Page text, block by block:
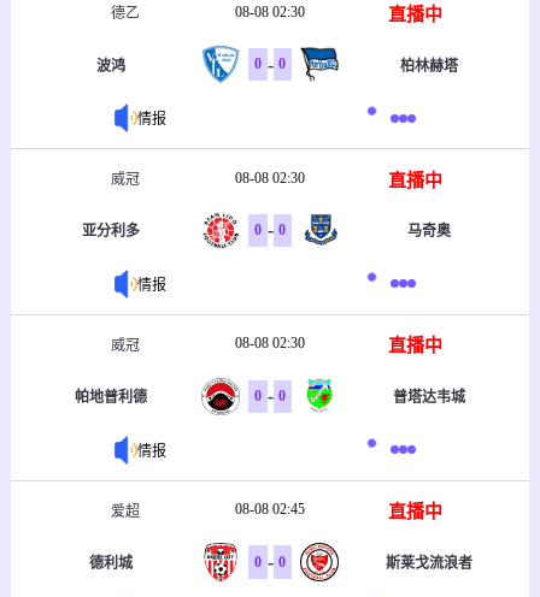
德乙 08-08 02:30 直播中
波鸿 0 - 0 柏林赫塔
情报
威冠 08-08 02:30 直播中
亚分利多 0 - 0 马奇奥
情报
威冠 08-08 02:30 直播中
帕地普利德 0 - 0 普塔达韦城
情报
爱超 08-08 02:45 直播中
德利城 0 - 0 斯莱戈流浪者